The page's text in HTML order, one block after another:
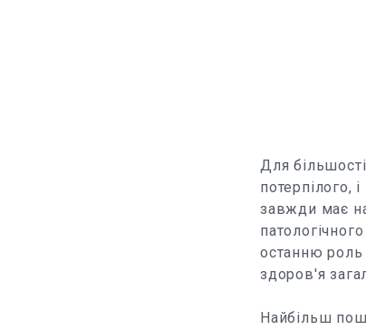
Для
потерпілого,
завжди має
останню роль
здоров'я
Найбільш